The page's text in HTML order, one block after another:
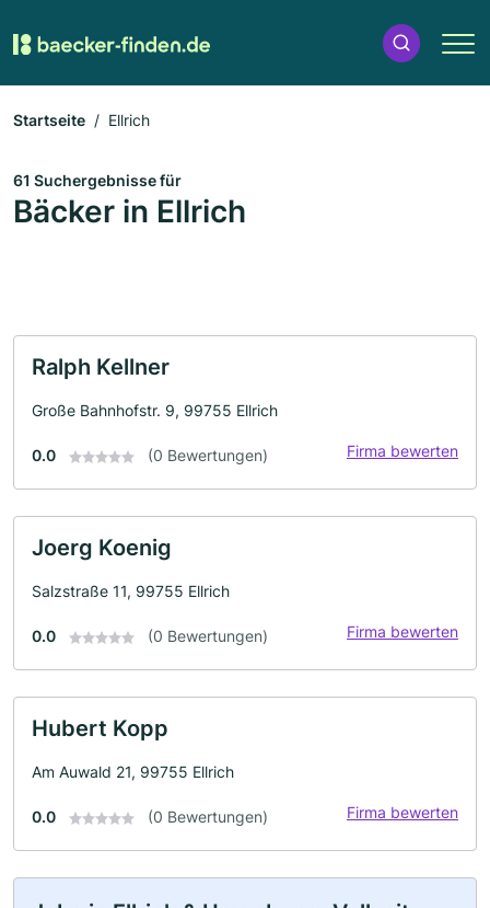
Startseite Ellrich
61 Suchergebnisse für
Bäcker in Ellrich
Ralph Kellner
Große Bahnhofstr. 9, 99755 Ellrich
0.0 (0 Bewertungen) Firma bewerten
Joerg Koenig
Salzstraße 11, 99755 Ellrich
0.0 (0 Bewertungen) Firma bewerten
Hubert Kopp
Am Auwald 21, 99755 Ellrich
0.0 (0 Bewertungen) Firma bewerten